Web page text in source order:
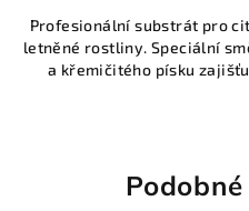
Profesionální substrát pro
letněné rostliny. Speciální
a křemičitého písku